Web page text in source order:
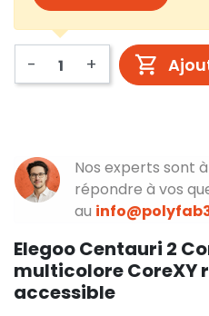
- +
Nos experts sont
répondre à vos
au
Elegoo Centauri 2
multicolore CoreXY
accessible